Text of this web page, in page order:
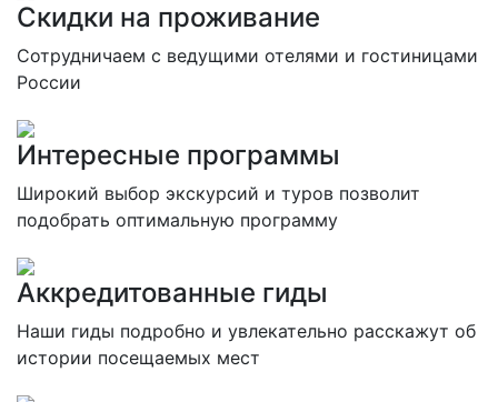
Скидки на проживание
Сотрудничаем с ведущими отелями и гостиницами
России
Интересные программы
Широкий выбор экскурсий и туров позволит
подобрать оптимальную программу
Аккредитованные гиды
Наши гиды подробно и увлекательно расскажут об
истории посещаемых мест